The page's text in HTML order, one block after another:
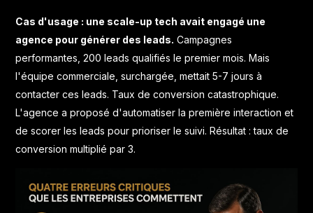
Cas d'usage : une scale-up tech avait engagé une
agence pour générer des leads. Campagnes
performantes, 200 leads qualifiés le premier mois. Mais
l'équipe commerciale, surchargée, mettait 5-7 jours à
contacter ces leads. Taux de conversion catastrophique.
L'agence a proposé d'automatiser la première interaction et
de scorer les leads pour prioriser le suivi. Résultat : taux de
conversion multiplié par 3.